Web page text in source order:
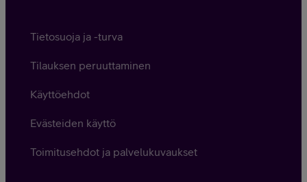
Tietosuoja ja -turva
Tilauksen peruuttaminen
Käyttöehdot
Evästeiden käyttö
Toimitusehdot ja palvelukuvaukset